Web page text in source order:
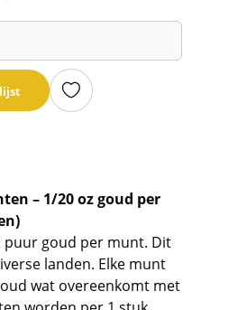
– 1/20 oz goud per
puur goud per munt. Dit
landen. Elke munt
wat overeenkomt met